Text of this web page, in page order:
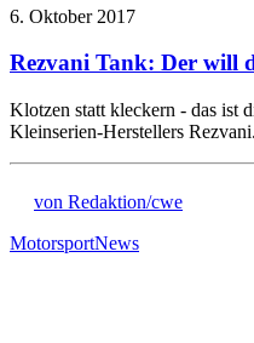
6. Oktober 2017
Rezvani Tank: Der will
Klotzen statt kleckern - das ist
Kleinserien-Herstellers
von Redaktion/cwe
MotorsportNews